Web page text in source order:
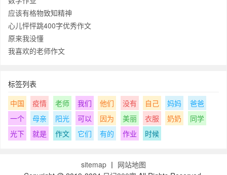
应该有格物致知精神
心儿怦怦跳400字优秀作文
原来我没懂
我喜欢的老师作文
标签列表
中国
疫情 老师 我们 他们 没有 自己 妈妈
爸爸
一个
母亲 阳光 可以 因为 美丽 衣服 奶奶
同学
光下
就是 作文 它们 有的 作业 时候
sitemap 丨 网站地图